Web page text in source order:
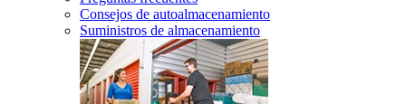
Consejos de autoalmacenamiento
Suministros de almacenamiento